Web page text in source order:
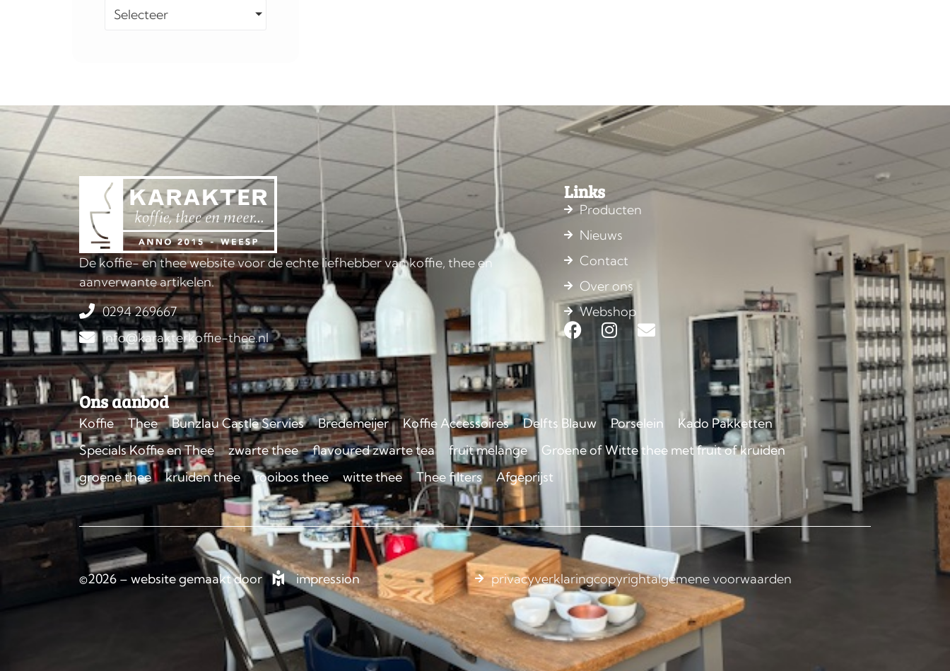
Selecteer
De koffie- en thee website voor de echte liefhebber van koffie, thee en
aanverwante artikelen.
0294 269667
info@karakterkoffie-thee.nl
Links
Producten
Nieuws
Contact
Over ons
Webshop
Ons aanbod
Koffie Thee Bunzlau Castle Servies Bredemeijer Koffie Accessoires Delfts Blauw Porselein
Kado Pakketten
Specials Koffie en Thee
zwarte thee flavoured zwarte tea fruit melange
Groene of Witte thee met fruit of kruiden
groene thee
kruiden thee rooibos thee witte thee Thee filters Afgeprijst
©2026 – website gemaakt door impression privacyverklaringcopyrightalgemene voorwaarden